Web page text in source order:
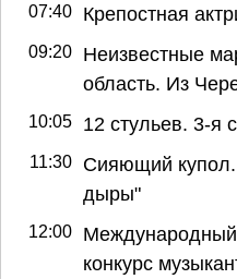
07:40 Крепостная
09:20
Неизвестные
область. Из
10:05 12 стульев. 3-я
11:30
Сияющий
дыры"
12:00
конкурс